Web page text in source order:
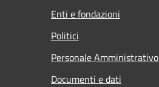
Enti e fondazioni
Politici
Personale Amministrativo
Documenti e dati